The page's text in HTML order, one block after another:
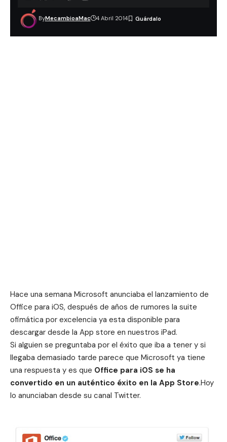
ByMecambioaMac 4 Abril 2014
Hace una semana Microsoft anunciaba el lanzamiento de
Office para iOS, después de años de rumores la suite
ofimática por excelencia ya esta disponible para
descargar desde la App store en nuestros iPad.
Si alguien se preguntaba por el éxito que iba a tener y si
llegaba demasiado tarde parece que Microsoft ya tiene
una respuesta y es que Office para iOS se ha
convertido en un auténtico éxito en la App Store.Hoy
lo anunciaban desde su canal Twitter.